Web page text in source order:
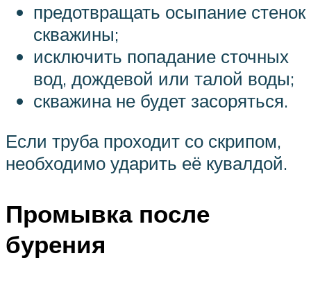
предотвращать осыпание стенок
скважины;
исключить попадание сточных
вод, дождевой или талой воды;
скважина не будет засоряться.
Если труба проходит со скрипом,
необходимо ударить её кувалдой.
Промывка после
бурения